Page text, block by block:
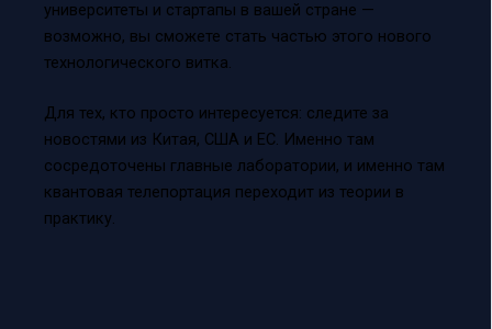
университеты и стартапы в вашей стране —
возможно, вы сможете стать частью этого нового
технологического витка.
Для тех, кто просто интересуется: следите за
новостями из Китая, США и ЕС. Именно там
сосредоточены главные лаборатории, и именно там
квантовая телепортация переходит из теории в
практику.